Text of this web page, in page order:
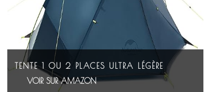
TENTE 1 OU 2 PLACES ULTRA LÉGÈRE
VOIR SUR AMAZON